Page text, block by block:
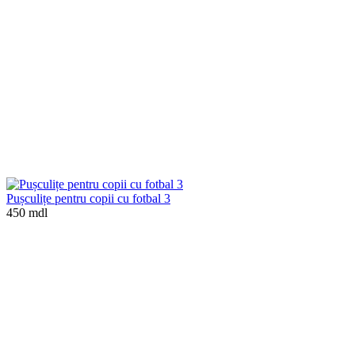
Pușculițe pentru copii cu fotbal 3
450 mdl